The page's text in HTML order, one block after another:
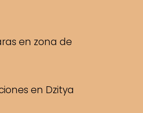
en zona de
en Dzitya